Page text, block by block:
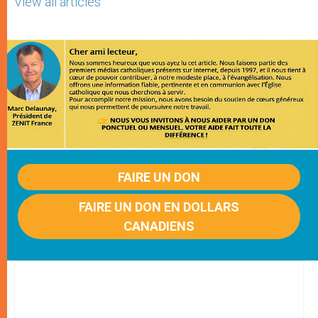
FAIRE UN DON
FAIRE UN DON EN DOLLARS
CANADIENS